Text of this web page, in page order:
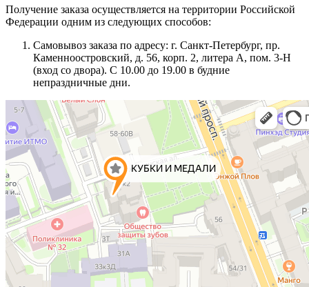
Получение заказа осуществляется на территории Российской
Федерации одним из следующих способов:
Самовывоз заказа по адресу: г. Санкт-Петербург, пр.
Каменноостровский, д. 56, корп. 2, литера А, пом. 3-Н
(вход со двора). С 10.00 до 19.00 в будние
непраздничные дни.